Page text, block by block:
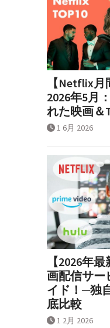
【Netflix月
2026年5月
れた映画＆
1 6月 2026
【2026年
画配信サー
イド！─独
底比較
1 2月 2026